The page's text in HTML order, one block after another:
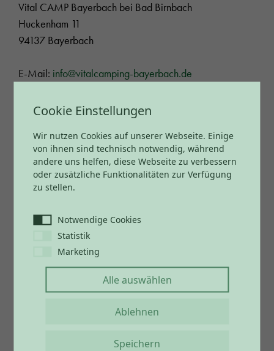
Vital CAMP Bayerbach bei Bad Birnbach
Huckenham 11
94137 Bayerbach
E-Mail: info@vitalcamping-bayerbach.de
Anfahrt
Öffnungszeiten
Check-In & Check-Out
Öffnungszeiten Rezeption täglich während der
Cookie Einstellungen
Wir nutzen Cookies auf unserer Webseite. Einige
von ihnen sind technisch notwendig, während
andere uns helfen, diese Webseite zu verbessern
oder zusätzliche Funktionalitäten zur Verfügung
zu stellen.
Notwendige Cookies
Statistik
Marketing
Alle auswählen
Ablehnen
Speichern